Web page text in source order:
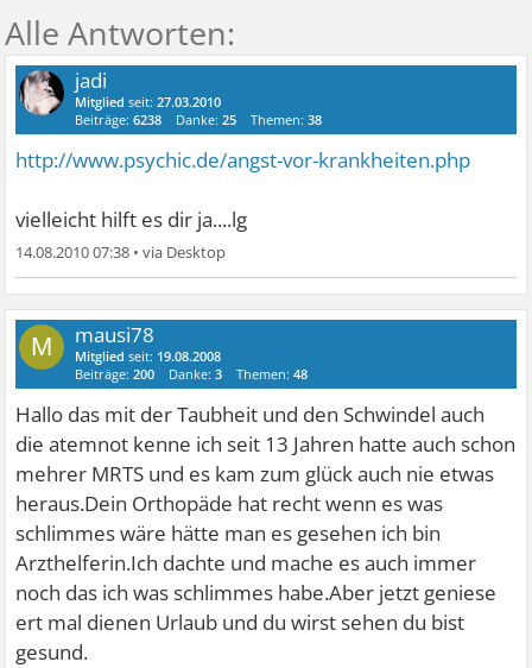
jadi
Mitglied seit:27.03.2010
Beiträge:6238 Danke:25 Themen:38
http://www.psychic.de/angst-vor-krankheiten.php
vielleicht hilft es dir ja....lg
14.08.2010 07:38 •
M mausi78
Mitglied seit: 19.08.2008
Beiträge:200 Danke:3 Themen:48
Hallo das mit der Taubheit und den Schwindel auch
die atemnot kenne ich seit 13 Jahren hatte auch schon
mehrer MRTS und es kam zum glück auch nie etwas
heraus.Dein Orthopäde hat recht wenn es was
schlimmes wäre hätte man es gesehen ich bin
Arzthelferin.Ich dachte und mache es auch immer
noch das ich was schlimmes habe.Aber jetzt geniese
ert mal dienen Urlaub und du wirst sehen du bist
gesund.